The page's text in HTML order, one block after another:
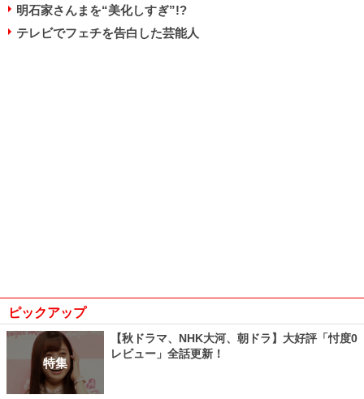
明石家さんまを“美化しすぎ”!?
テレビでフェチを告白した芸能人
ピックアップ
特集
【秋ドラマ、NHK大河、朝ドラ】大好評「忖度0
レビュー」全話更新！